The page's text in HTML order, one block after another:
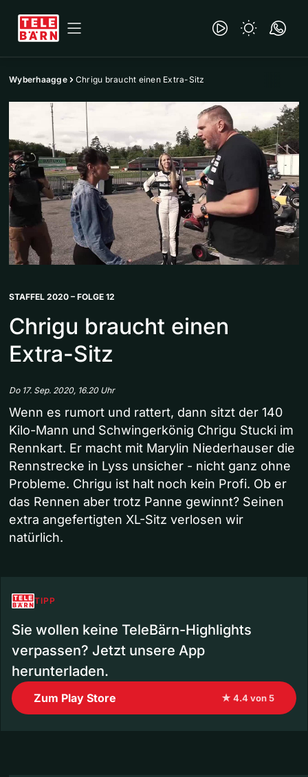
Wyberhaagge Chrigu braucht einen Extra-Sitz
STAFFEL 2020 – FOLGE 12
Chrigu braucht einen
Extra-Sitz
Do 17. Sep. 2020, 16.20 Uhr
Wenn es rumort und rattert, dann sitzt der 140
Kilo-Mann und Schwingerkönig Chrigu Stucki im
Rennkart. Er macht mit Marylin Niederhauser die
Rennstrecke in Lyss unsicher - nicht ganz ohne
Probleme. Chrigu ist halt noch kein Profi. Ob er
das Rennen aber trotz Panne gewinnt? Seinen
extra angefertigten XL-Sitz verlosen wir
natürlich.
TIPP
Sie wollen keine TeleBärn-Highlights
verpassen? Jetzt unsere App
herunterladen.
Zum Play Store ★ 4.4 von 5